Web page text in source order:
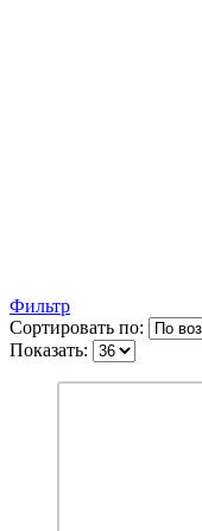
Фильтр
Сортировать по:
Показать: